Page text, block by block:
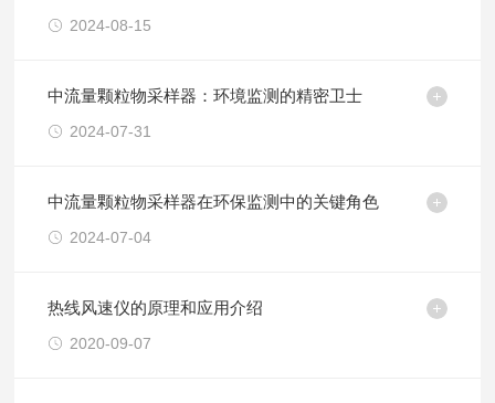
2024-08-15
中流量颗粒物采样器：环境监测的精密卫士
2024-07-31
中流量颗粒物采样器在环保监测中的关键角色
2024-07-04
热线风速仪的原理和应用介绍
2020-09-07